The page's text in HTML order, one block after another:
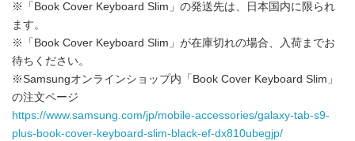
※「Book Cover Keyboard Slim」の発送先は、日本国内に限られ
ます。
※「Book Cover Keyboard Slim」が在庫切れの場合、入荷までお
待ちください。
※Samsungオンラインショップ内「Book Cover Keyboard Slim」
の注文ページ
https://www.samsung.com/jp/mobile-accessories/galaxy-tab-s9-
plus-book-cover-keyboard-slim-black-ef-dx810ubegjp/